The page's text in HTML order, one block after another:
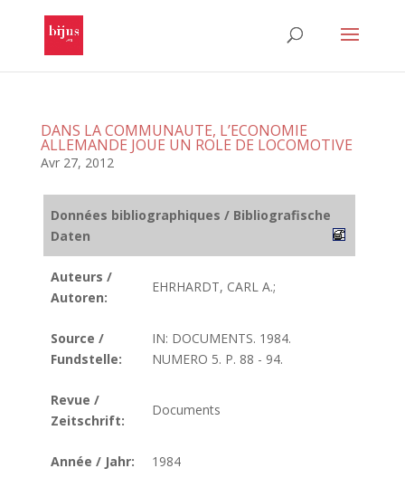
DANS LA COMMUNAUTE, L’ECONOMIE
ALLEMANDE JOUE UN ROLE DE LOCOMOTIVE
Avr 27, 2012
Données bibliographiques / Bibliografische
Daten
Auteurs /
Autoren:
EHRHARDT, CARL A.;
Source /
Fundstelle:
IN: DOCUMENTS. 1984.
NUMERO 5. P. 88 - 94.
Revue /
Zeitschrift:
Documents
Année / Jahr: 1984